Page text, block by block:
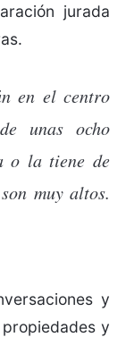
jurada
en el centro
unas ocho
o la tiene de
muy altos.
y
y